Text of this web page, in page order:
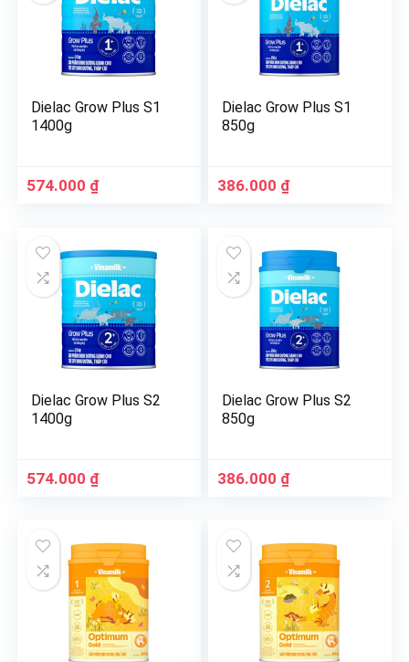
Dielac Grow Plus S1
1400g
574.000 ₫
Dielac Grow Plus S1
850g
386.000 ₫
Dielac Grow Plus S2
1400g
574.000 ₫
Dielac Grow Plus S2
850g
386.000 ₫